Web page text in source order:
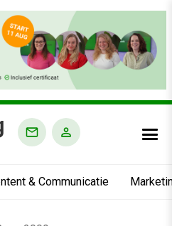
& Communicatie